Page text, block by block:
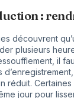
:
découvrent
plusieurs
il
réduit.
jour pour